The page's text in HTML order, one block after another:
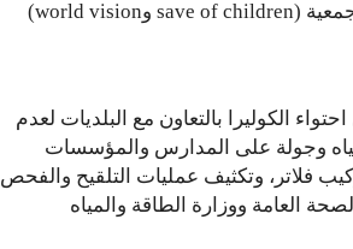
كما حضر ممثلو مكتب البقاع في اليونيسف وجمعية “سوا – NRC” وجمعية (save of children وworld vision)
الكوليرا بالتعاون مع البلديات لعدم
وجولة على المدارس والمؤسسات
فلاتر، وتكثيف عمليات التلقيح والفحص
العامة ووزارة الطاقة والمياه